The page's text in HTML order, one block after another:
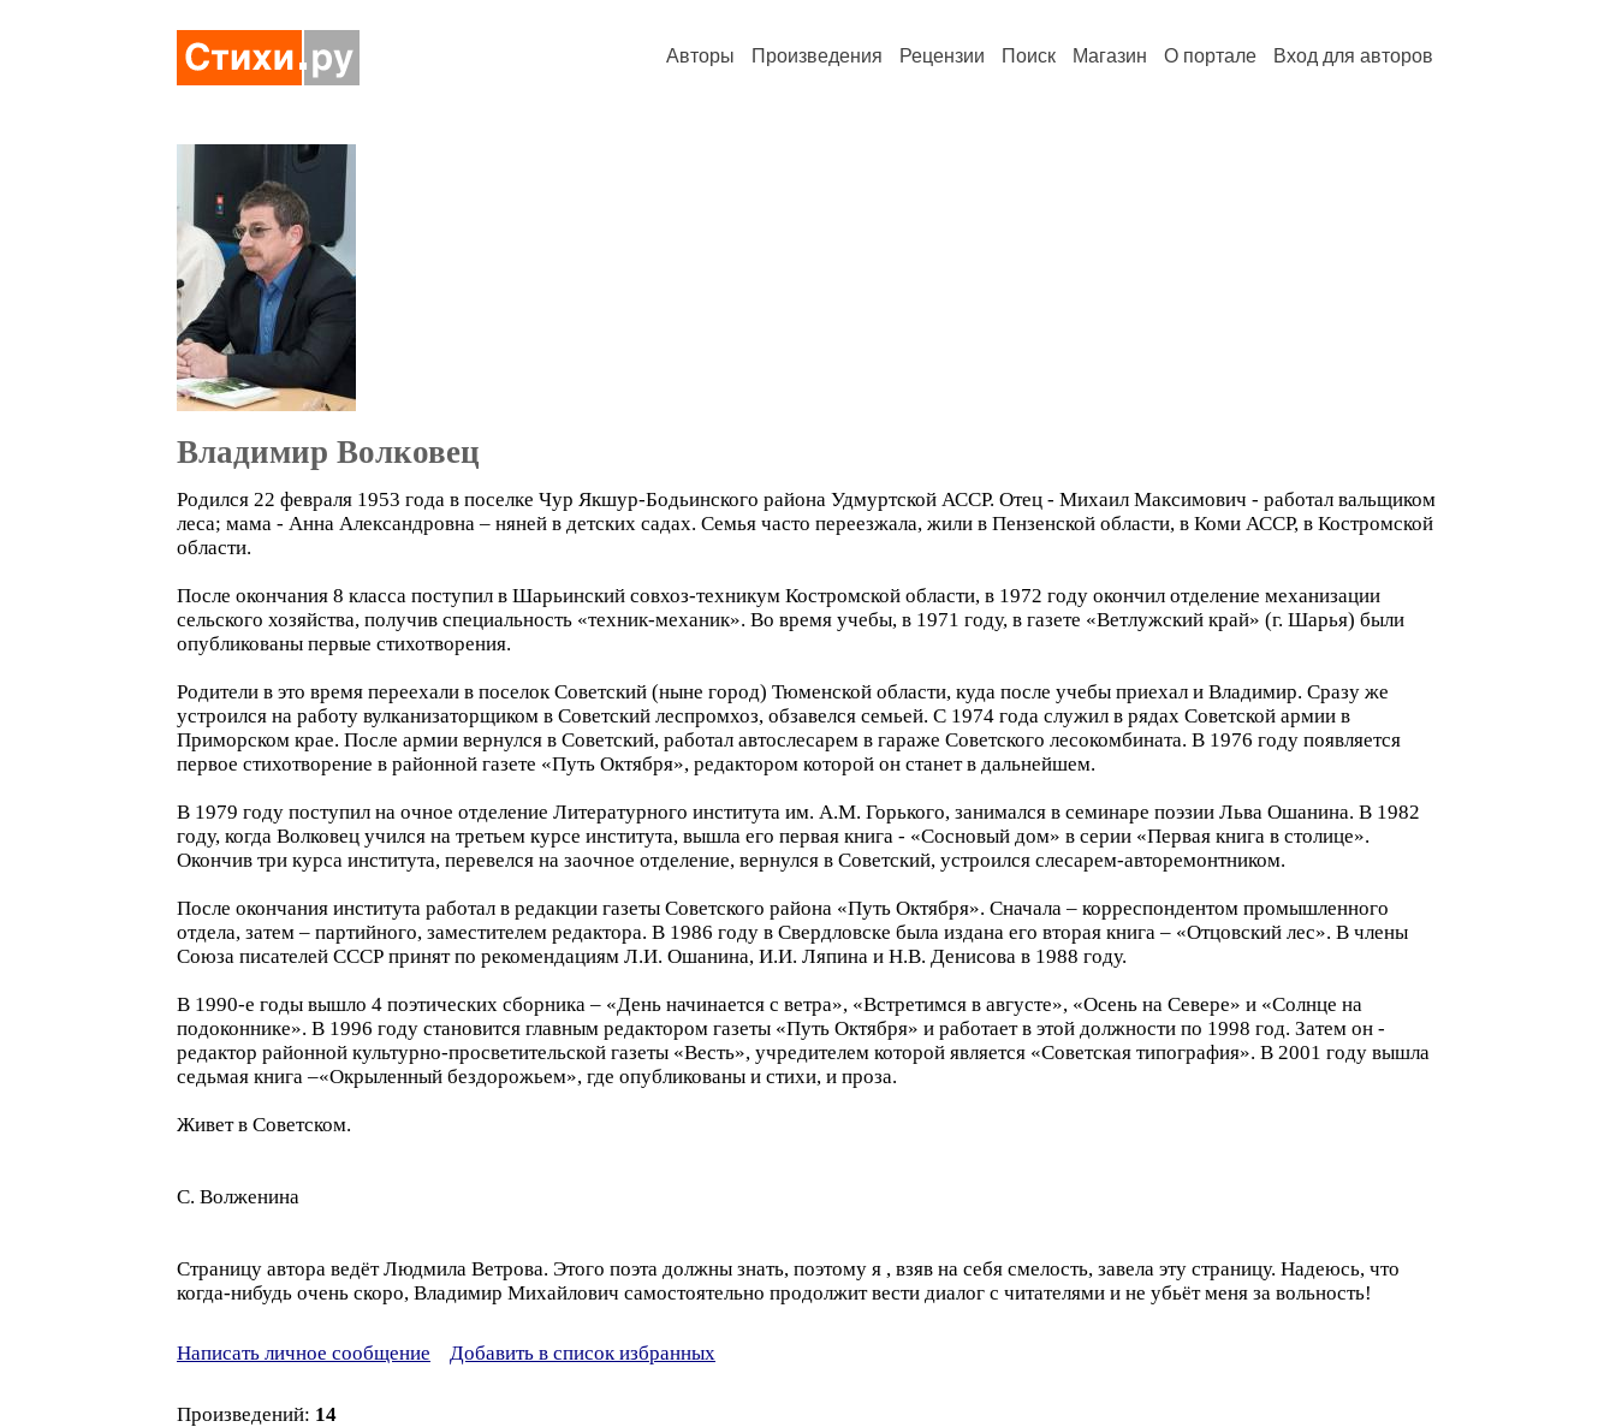
Авторы Произведения Рецензии Поиск Магазин О портале Вход для авторов
Владимир Волковец
Родился 22 февраля 1953 года в поселке Чур Якшур-Бодьинского района Удмуртской АССР. Отец - Михаил Максимович - работал вальщиком
леса; мама - Анна Александровна – няней в детских садах. Семья часто переезжала, жили в Пензенской области, в Коми АССР, в Костромской
области.
После окончания 8 класса поступил в Шарьинский совхоз-техникум Костромской области, в 1972 году окончил отделение механизации
сельского хозяйства, получив специальность «техник-механик». Во время учебы, в 1971 году, в газете «Ветлужский край» (г. Шарья) были
опубликованы первые стихотворения.
Родители в это время переехали в поселок Советский (ныне город) Тюменской области, куда после учебы приехал и Владимир. Сразу же
устроился на работу вулканизаторщиком в Советский леспромхоз, обзавелся семьей. С 1974 года служил в рядах Советской армии в
Приморском крае. После армии вернулся в Советский, работал автослесарем в гараже Советского лесокомбината. В 1976 году появляется
первое стихотворение в районной газете «Путь Октября», редактором которой он станет в дальнейшем.
В 1979 году поступил на очное отделение Литературного института им. А.М. Горького, занимался в семинаре поэзии Льва Ошанина. В 1982
году, когда Волковец учился на третьем курсе института, вышла его первая книга - «Сосновый дом» в серии «Первая книга в столице».
Окончив три курса института, перевелся на заочное отделение, вернулся в Советский, устроился слесарем-авторемонтником.
После окончания института работал в редакции газеты Советского района «Путь Октября». Сначала – корреспондентом промышленного
отдела, затем – партийного, заместителем редактора. В 1986 году в Свердловске была издана его вторая книга – «Отцовский лес». В члены
Союза писателей СССР принят по рекомендациям Л.И. Ошанина, И.И. Ляпина и Н.В. Денисова в 1988 году.
В 1990-е годы вышло 4 поэтических сборника – «День начинается с ветра», «Встретимся в августе», «Осень на Севере» и «Солнце на
подоконнике». В 1996 году становится главным редактором газеты «Путь Октября» и работает в этой должности по 1998 год. Затем он -
редактор районной культурно-просветительской газеты «Весть», учредителем которой является «Советская типография». В 2001 году вышла
седьмая книга –«Окрыленный бездорожьем», где опубликованы и стихи, и проза.
Живет в Советском.
С. Волженина
Страницу автора ведёт Людмила Ветрова. Этого поэта должны знать, поэтому я , взяв на себя смелость, завела эту страницу. Надеюсь, что
когда-нибудь очень скоро, Владимир Михайлович самостоятельно продолжит вести диалог с читателями и не убьёт меня за вольность!
Написать личное сообщение Добавить в список избранных
Произведений: 14